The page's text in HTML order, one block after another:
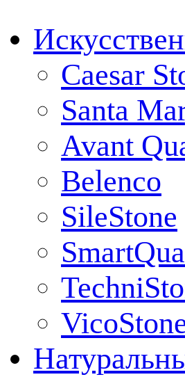
Caesar
Santa
Avant
Belenco
SileStone